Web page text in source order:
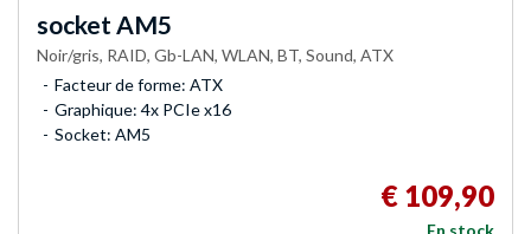
socket AM5
Noir/gris, RAID, Gb-LAN, WLAN, BT, Sound, ATX
Facteur de forme: ATX
Graphique: 4x PCIe x16
Socket: AM5
€ 109,90
En stock